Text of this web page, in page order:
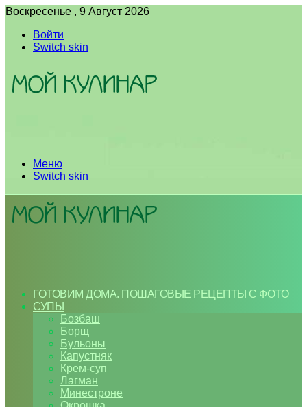
Воскресенье , 9 Август 2026
Войти
Switch skin
Меню
Switch skin
ГОТОВИМ ДОМА. ПОШАГОВЫЕ РЕЦЕПТЫ С ФОТО
СУПЫ
Бозбаш
Борщ
Бульоны
Капустняк
Крем-суп
Лагман
Минестроне